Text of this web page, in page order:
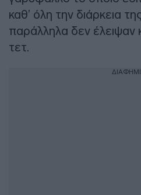
καθ’ όλη την διάρκεια
παράλληλα δεν έλειψαν
τετ.